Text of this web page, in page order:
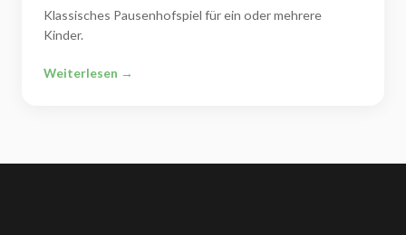
Klassisches Pausenhofspiel für ein oder mehrere
Kinder.
Weiterlesen →